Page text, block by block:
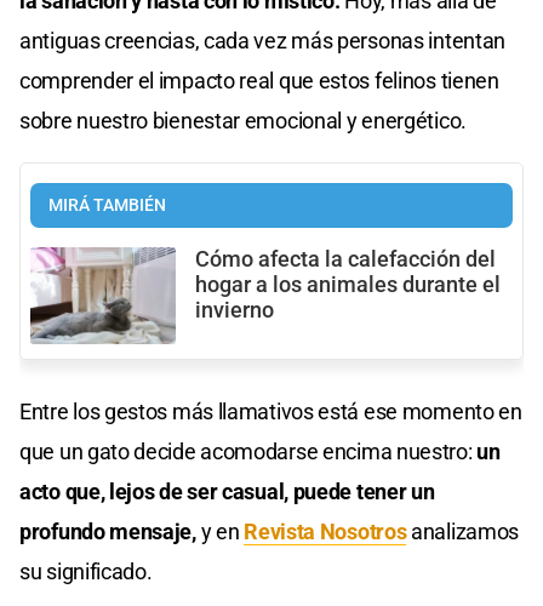
antiguas creencias, cada vez más personas intentan
comprender el impacto real que estos felinos tienen
sobre nuestro bienestar emocional y energético.
MIRÁ TAMBIÉN
Cómo afecta la calefacción del
hogar a los animales durante el
invierno
Entre los gestos más llamativos está ese momento en
que un gato decide acomodarse encima nuestro: un
acto que, lejos de ser casual, puede tener un
profundo mensaje,y en Revista Nosotrosanalizamos
su significado.